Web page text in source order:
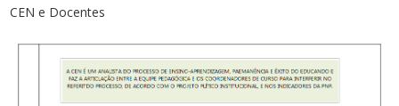
CEN e Docentes